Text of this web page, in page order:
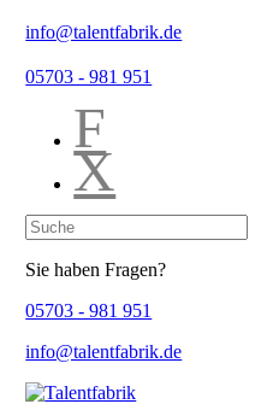
info@talentfabrik.de
05703 - 981 951
F
X
Sie haben Fragen?
05703 - 981 951
info@talentfabrik.de